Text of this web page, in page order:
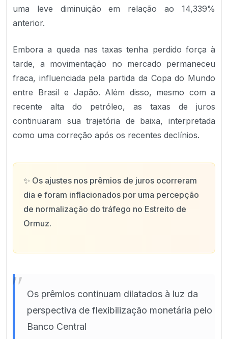
uma leve diminuição em relação ao 14,339%
anterior.
Embora a queda nas taxas tenha perdido força à
tarde, a movimentação no mercado permaneceu
fraca, influenciada pela partida da Copa do Mundo
entre Brasil e Japão. Além disso, mesmo com a
recente alta do petróleo, as taxas de juros
continuaram sua trajetória de baixa, interpretada
como uma correção após os recentes declínios.
✨ Os ajustes nos prêmios de juros ocorreram
dia e foram inflacionados por uma percepção
de normalização do tráfego no Estreito de
Ormuz.
" Os prêmios continuam dilatados à luz da
perspectiva de flexibilização monetária pelo
Banco Central